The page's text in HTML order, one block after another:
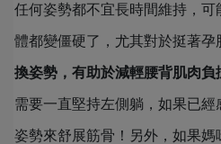
任何姿勢都不宜長時間維持，
體都變僵硬了，尤其對於挺著孕
換姿勢，有助於減輕腰背肌肉負
需要一直堅持左側躺，如果已
姿勢來舒展筋骨！另外，如果